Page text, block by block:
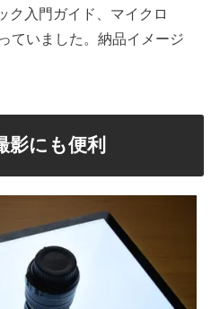
ク入門ガイド、マイクロ
ていました。納品イメージ
影にも便利